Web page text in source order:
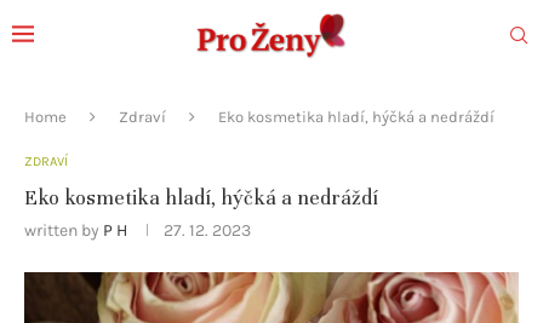
Home Zdraví Eko kosmetika hladí, hýčká a nedráždí
ZDRAVÍ
Eko kosmetika hladí, hýčká a nedráždí
written by P H 27. 12. 2023